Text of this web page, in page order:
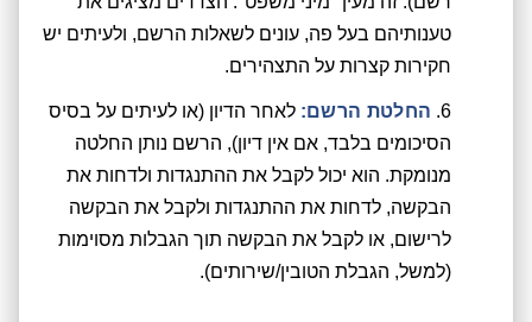
טענותיהם בעל פה, עונים לשאלות הרשם, ולעיתים יש
חקירות קצרות על התצהירים.
החלטת הרשם: לאחר הדיון (או לעיתים על בסיס
הסיכומים בלבד, אם אין דיון), הרשם נותן החלטה
מנומקת. הוא יכול לקבל את ההתנגדות ולדחות את
הבקשה, לדחות את ההתנגדות ולקבל את הבקשה
לרישום, או לקבל את הבקשה תוך הגבלות מסוימות
(למשל, הגבלת הטובין/שירותים).